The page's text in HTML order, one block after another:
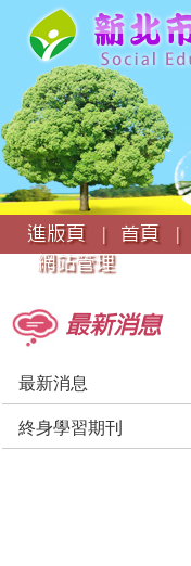
:::
進版頁 |
首頁 |
網站管理
最新消息
最新消息
終身學習期刊